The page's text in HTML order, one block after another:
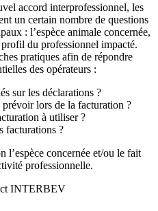
accord interprofessionnel, les
un certain nombre de questions
: l’espèce animale concernée,
du professionnel impacté.
pratiques afin de répondre
des opérateurs :
sur les déclarations ?
lors de la facturation ?
à utiliser ?
facturations ?
l’espèce concernée et/ou le fait
professionnelle.
INTERBEV